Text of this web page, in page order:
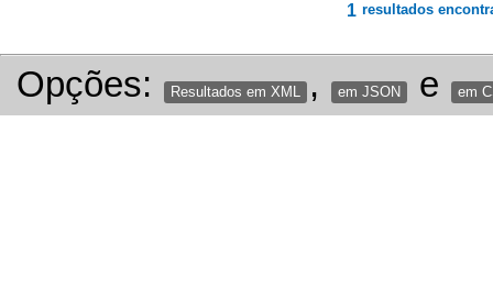
1 resultados
Opções: Resultados em XML , em JSON e em